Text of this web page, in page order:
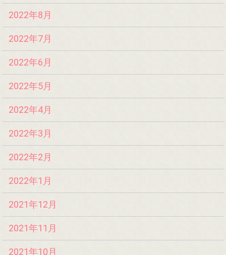
2022年8月
2022年7月
2022年6月
2022年5月
2022年4月
2022年3月
2022年2月
2022年1月
2021年12月
2021年11月
2021年10月